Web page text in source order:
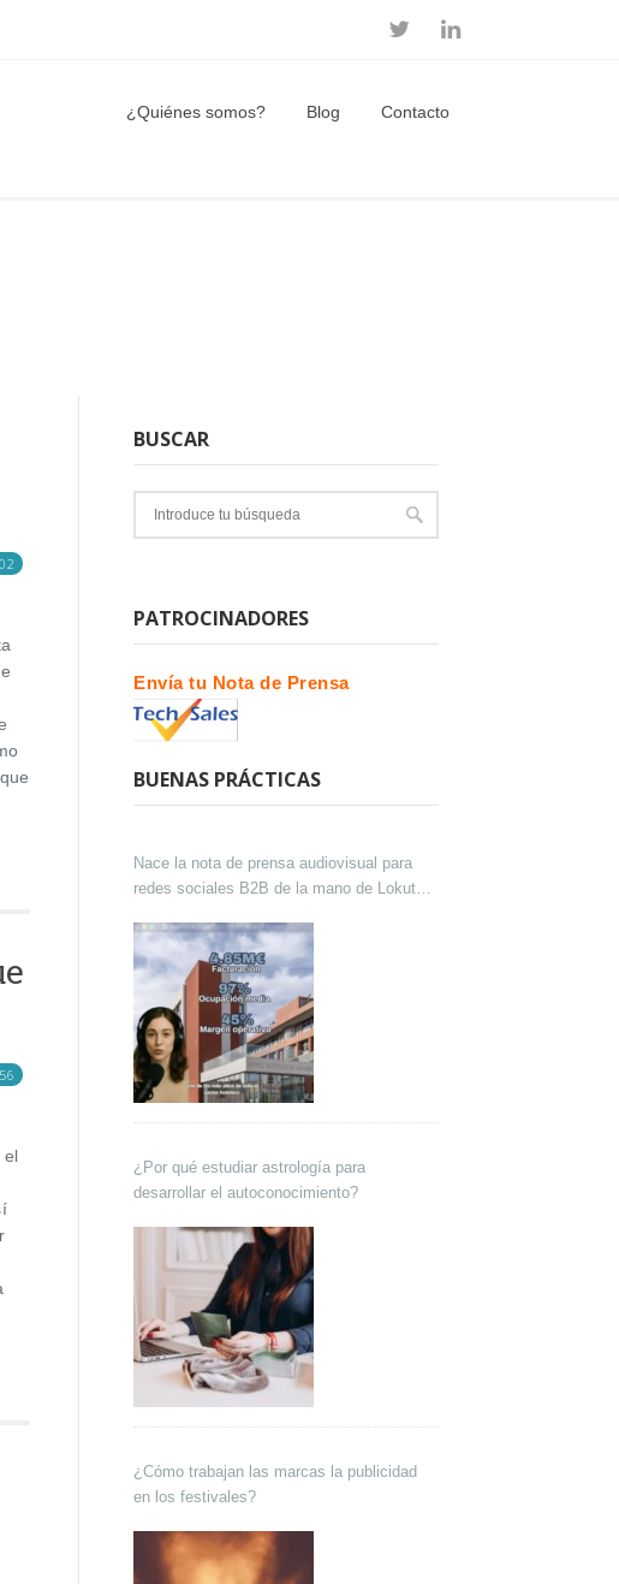
¿Quiénes somos? Blog Contacto
el
BUSCAR
PATROCINADORES
Envía tu Nota de Prensa
BUENAS PRÁCTICAS
Nace la nota de prensa audiovisual para
redes sociales B2B de la mano de Lokutor
¿Por qué estudiar astrología para
desarrollar el autoconocimiento?
¿Cómo trabajan las marcas la publicidad
en los festivales?